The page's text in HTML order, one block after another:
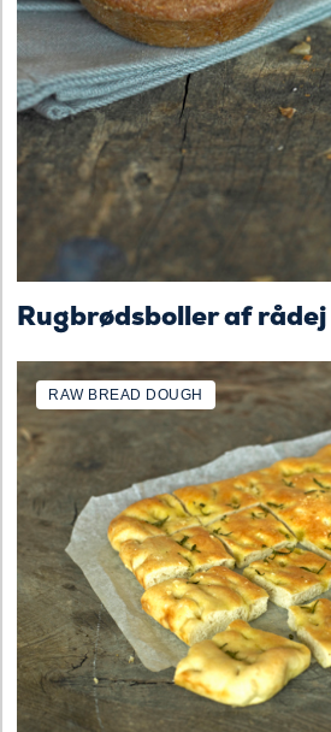
Rugbrødsboller af rådej
RAW BREAD DOUGH